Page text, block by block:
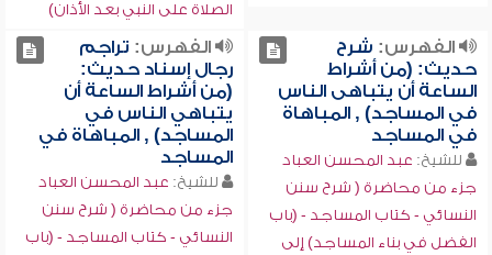
الصلاة على النبي بعد الأذان)
الفهرس: شرح
حديث: (من أشراط
الساعة أن يتباهى الناس
في المساجد) , المباهاة
في المساجد
للشيخ: عبد المحسن العباد
جزء من محاضرة ( شرح سنن
النسائي - كتاب المساجد - (باب
الفضل في بناء المساجد) إلى
الفهرس: تراجم
رجال إسناد حديث:
(من أشراط الساعة أن
يتباهي الناس في
المساجد) , المباهاة في
المساجد
للشيخ: عبد المحسن العباد
جزء من محاضرة ( شرح سنن
النسائي - كتاب المساجد - (باب